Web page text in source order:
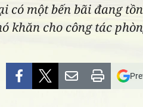
có một bến bãi đang
cho công tác